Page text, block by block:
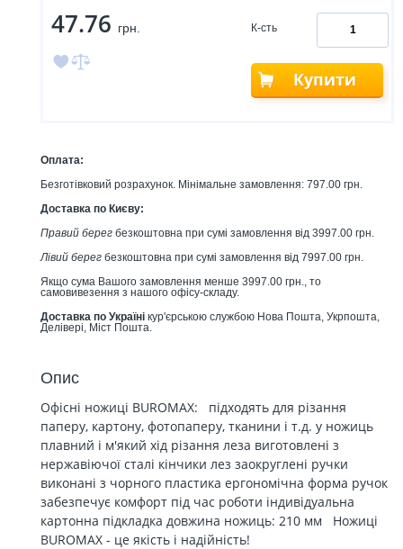
47.76 грн. К-сть
Купити
Оплата:
Безготівковий розрахунок. Мінімальне замовлення: 797.00 грн.
Доставка по Києву:
Правий берег безкоштовна при сумі замовлення від 3997.00 грн.
Лівий берег безкоштовна при сумі замовлення від 7997.00 грн.
Якщо сума Вашого замовлення менше 3997.00 грн., то
самовивезення з нашого офісу-складу.
Доставка по Україні кур'єрською службою Нова Пошта, Укрпошта,
Делівері, Міст Пошта.
Опис
Офісні ножиці BUROMAX: підходять для різання
паперу, картону, фотопаперу, тканини і т.д. у ножиць
плавний і м'який хід різання леза виготовлені з
нержавіючої сталі кінчики лез заокруглені ручки
виконані з чорного пластика ергономічна форма ручок
забезпечує комфорт під час роботи індивідуальна
картонна підкладка довжина ножиць: 210 мм Ножиці
BUROMAX - це якість і надійність!